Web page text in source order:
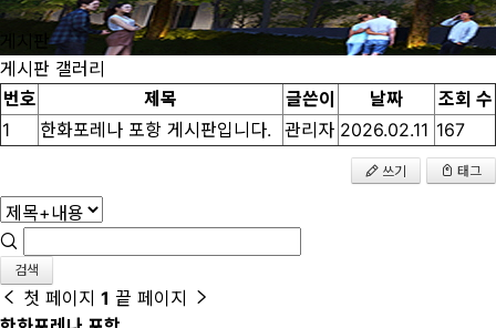
게시판
게시판 갤러리
번호
제목 글쓴이 날짜
조회 수
1
한화포레나 포항 게시판입니다. 관리자 2026.02.11 167
쓰기 태그
검색
첫 페이지 1 끝 페이지